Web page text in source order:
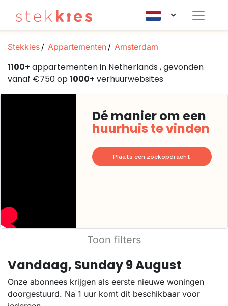
Stekkies Appartementen Amsterdam
1100+ appartementen in Netherlands , gevonden
vanaf €750 op1000+ verhuurwebsites
Dé manier om een
huurhuis te vinden
Plaats een zoekopdracht
Toon filters
Vandaag, Sunday 9 August
Onze abonnees krijgen als eerste nieuwe woningen
doorgestuurd. Na 1 uur komt dit beschikbaar voor